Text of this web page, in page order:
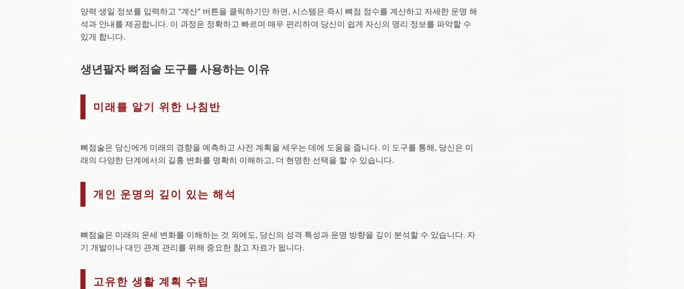
양력 생일 정보를 입력하고 "계산" 버튼을 클릭하기만 하면, 시스템은 즉시 뼈점 점수를 계산하고 자세한 운명 해
석과 안내를 제공합니다. 이 과정은 정확하고 빠르며 매우 편리하여 당신이 쉽게 자신의 명리 정보를 파악할 수
있게 합니다.
생년팔자 뼈점술 도구를 사용하는 이유
미래를 알기 위한 나침반
뼈점술은 당신에게 미래의 경향을 예측하고 사전 계획을 세우는 데에 도움을 줍니다. 이 도구를 통해, 당신은 미
래의 다양한 단계에서의 길흉 변화를 명확히 이해하고, 더 현명한 선택을 할 수 있습니다.
개인 운명의 깊이 있는 해석
뼈점술은 미래의 운세 변화를 이해하는 것 외에도, 당신의 성격 특성과 운명 방향을 깊이 분석할 수 있습니다. 자
기 개발이나 대인 관계 관리를 위해 중요한 참고 자료가 됩니다.
고유한 생활 계획 수립